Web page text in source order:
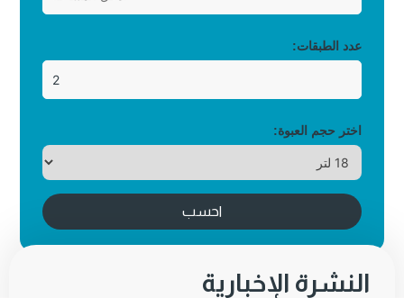
عدد الطبقات:
اختر حجم العبوة:
احسب
النشرة الإخبارية